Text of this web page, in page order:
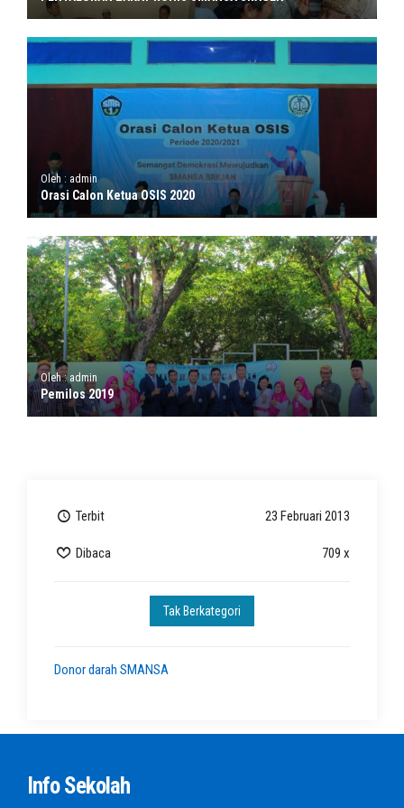
Oleh : admin
Orasi Calon Ketua OSIS 2020
Oleh : admin
Pemilos 2019
Terbit 23 Februari 2013
Dibaca 709 x
Tak Berkategori
Donor darah SMANSA
Info Sekolah